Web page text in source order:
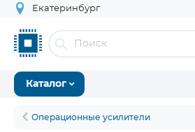
Екатеринбург
Каталог
Операционные усилители